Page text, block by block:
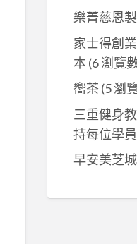
樂菁慈恩
家士得創
本(6 瀏覽
嚮茶 (5 瀏
三重健身
持每位學
早安美芝城